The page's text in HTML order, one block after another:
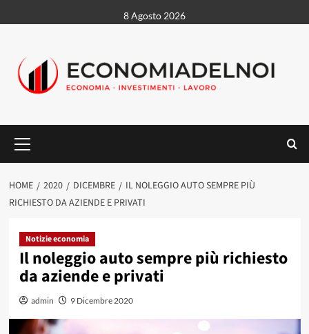
al
8 Agosto 2026
principale
HOME 2020 DICEMBRE
IL NOLEGGIO AUTO SEMPRE PIÙ
RICHIESTO DA AZIENDE E PRIVATI
Notizie economia
Il noleggio auto sempre più richiesto
da aziende e privati
admin 9 Dicembre 2020